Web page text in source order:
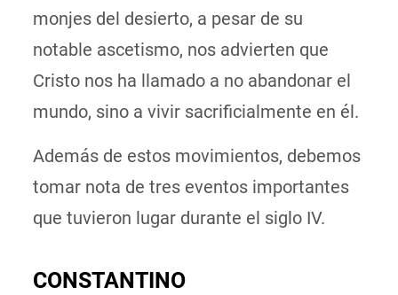
monjes del desierto, a pesar de su
notable ascetismo, nos advierten que
Cristo nos ha llamado a no abandonar el
mundo, sino a vivir sacrificialmente en él.
Además de estos movimientos, debemos
tomar nota de tres eventos importantes
que tuvieron lugar durante el siglo IV.
CONSTANTINO